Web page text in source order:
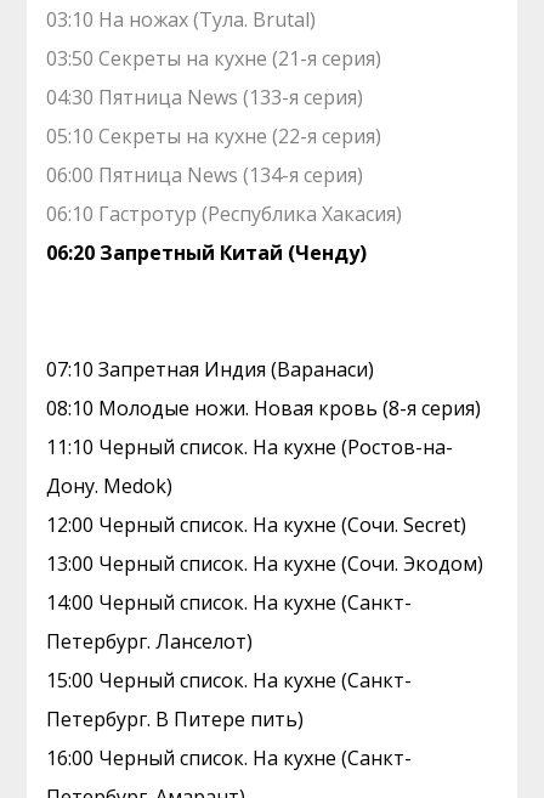
03:10 На ножах (Тула. Brutal)
03:50 Секреты на кухне (21-я серия)
04:30 Пятница News (133-я серия)
05:10 Секреты на кухне (22-я серия)
06:00 Пятница News (134-я серия)
06:10 Гастротур (Республика Хакасия)
06:20 Запретный Китай (Ченду)
07:10 Зaпрeтная Индия (Варанаси)
08:10 Молодые ножи. Hовая кpовь (8-я серия)
11:10 Черный список. На кухне (Ростов-на-
Дону. Medok)
12:00 Черный список. На кухне (Сочи. Secret)
13:00 Черный список. На кухне (Сочи. Экодом)
14:00 Черный список. На кухне (Санкт-
Петербург. Ланселот)
15:00 Черный список. На кухне (Санкт-
Петербург. В Питере пить)
16:00 Черный список. На кухне (Санкт-